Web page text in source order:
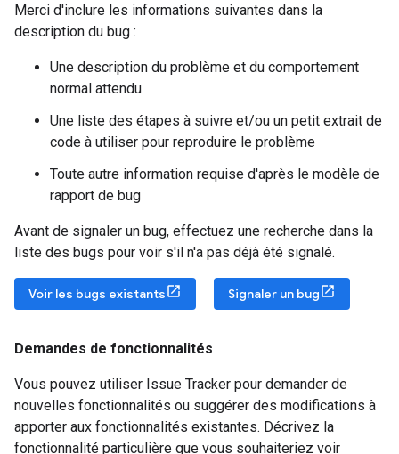
Merci d'inclure les informations suivantes dans la
description du bug :
Une description du problème et du comportement
normal attendu
Une liste des étapes à suivre et/ou un petit extrait de
code à utiliser pour reproduire le problème
Toute autre information requise d'après le modèle de
rapport de bug
Avant de signaler un bug, effectuez une recherche dans la
liste des bugs pour voir s'il n'a pas déjà été signalé.
Voir les bugs existants Signaler un bug
Demandes de fonctionnalités
Vous pouvez utiliser Issue Tracker pour demander de
nouvelles fonctionnalités ou suggérer des modifications à
apporter aux fonctionnalités existantes. Décrivez la
fonctionnalité particulière que vous souhaiteriez voir